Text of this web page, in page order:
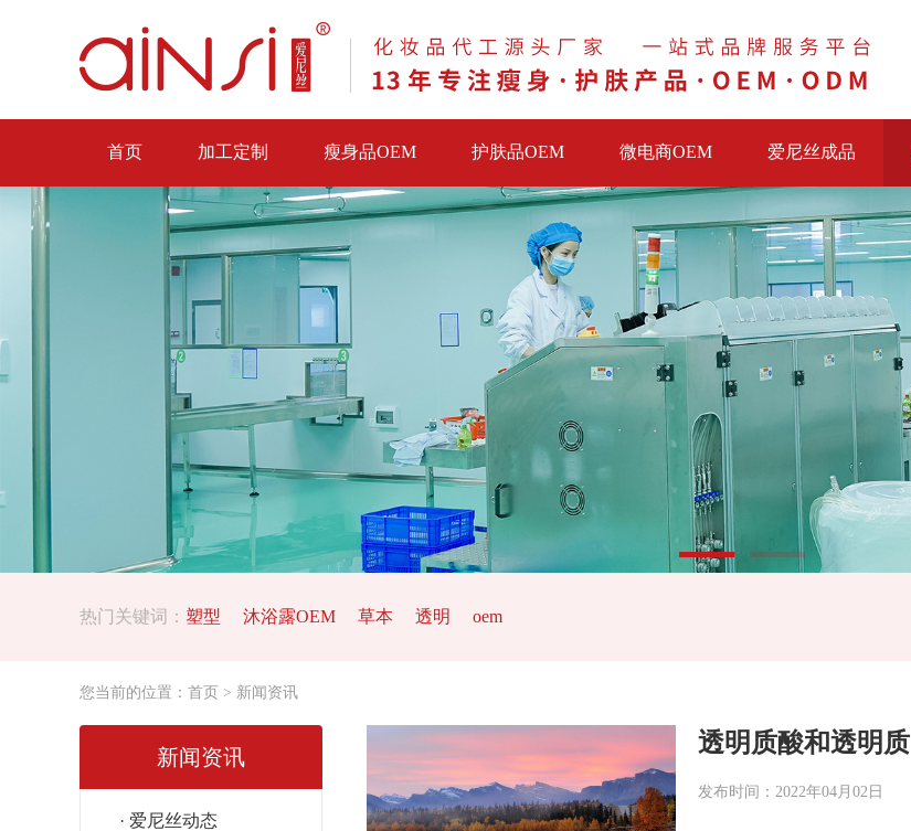
首页 加工定制 瘦身品OEM 护肤品OEM 微电商OEM 爱尼丝成品
热门关键词： 塑型 沐浴露OEM 草本 透明 oem
您当前的位置： 首页 > 新闻资讯
新闻资讯
· 爱尼丝动态
透明质酸和透明质
发布时间：2022年04月02日